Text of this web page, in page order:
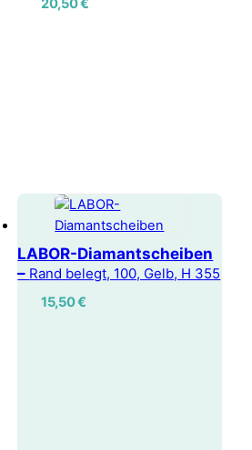
20,50€
LABOR-Diamantscheiben
– Rand belegt, 100, Gelb, H 355
15,50€